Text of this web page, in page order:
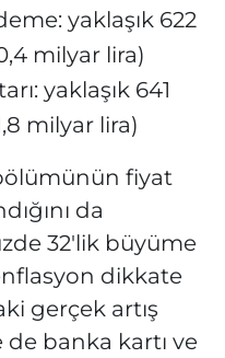
yaklaşık 622
milyar lira)
yaklaşık 641
milyar lira)
fiyat
da
32'lik büyüme
dikkate
gerçek artış
de banka kartı ve